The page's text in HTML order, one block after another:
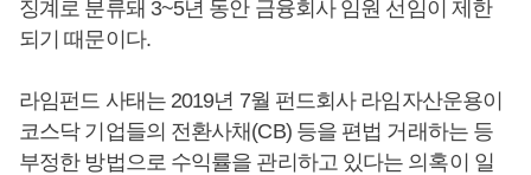
징계로 분류돼 3~5년 동안 금융회사 임원 선임이 제한
되기 때문이다.
라임펀드 사태는 2019년 7월 펀드회사 라임자산운용이
코스닥 기업들의 전환사채(CB) 등을 편법 거래하는 등
부정한 방법으로 수익률을 관리하고 있다는 의혹이 일